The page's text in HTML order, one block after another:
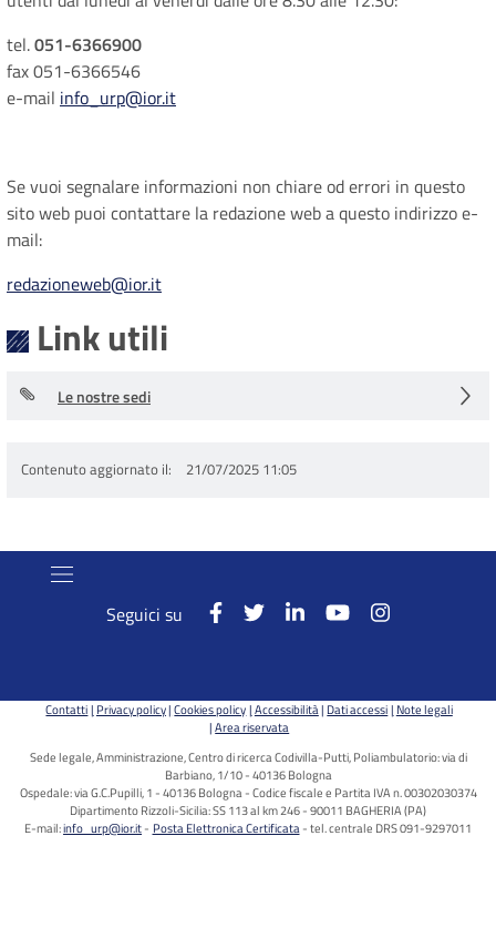
tel.051-6366900
fax 051-6366546
e-mail info_urp@ior.it
Se vuoi segnalare informazioni non chiare od errori in questo
sito web puoi contattare la redazione web a questo indirizzo e-
mail:
redazioneweb@ior.it
Link utili
Le nostre sedi
Contenuto aggiornato il 21/07/2025 11:05
Seguici su
Contatti Privacy policy Cookies policy Accessibilità Dati accessi Note legali
Area riservata
Sede legale, Amministrazione, Centro di ricerca Codivilla-Putti, Poliambulatorio: via di
Barbiano, 1/10 - 40136 Bologna
Ospedale: via G.C.Pupilli, 1 - 40136 Bologna - Codice fiscale e Partita IVA n. 00302030374
Dipartimento Rizzoli-Sicilia: SS 113 al km 246 - 90011 BAGHERIA (PA)
E-mail:info_urp@ior.it Posta Elettronica Certificata tel. centrale DRS 091-9297011